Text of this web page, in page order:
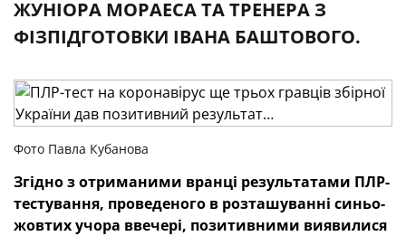
ЖУНІОРА МОРАЕСА ТА ТРЕНЕРА З
ФІЗПІДГОТОВКИ ІВАНА БАШТОВОГО.
Фото Павла Кубанова
Згідно з отриманими вранці результатами ПЛР-
тестування, проведеного в розташуванні синьо-
жовтих учора ввечері, позитивними виявилися